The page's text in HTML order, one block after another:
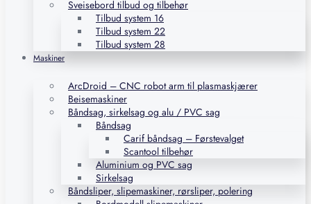
Sveisebord tilbud og tilbehør
Tilbud system 16
Tilbud system 22
Tilbud system 28
Maskiner
ArcDroid – CNC robot arm til plasmaskjærer
Beisemaskiner
Båndsag, sirkelsag og alu / PVC sag
Båndsag
Carif båndsag – Førstevalget
Scantool tilbehør
Aluminium og PVC sag
Sirkelsag
Båndsliper, slipemaskiner, rørsliper, polering